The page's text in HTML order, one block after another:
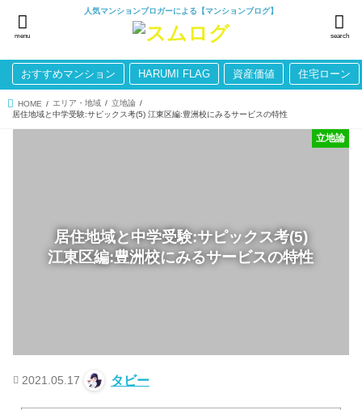
人気マンションブロガーによる【マンションブログ】
search
menu
おすすめマンション HARUMI FLAG 資産価値 住宅ローン
HOME エリア・地域
立地論
居住地域と中学受験:サピックス考(5) 江東区編:豊洲校にみるサービスの特性
居住地域と中学受験:サピックス考(5)
江東区編:豊洲校にみるサービスの特性
立地論
2021.05.17 タビー